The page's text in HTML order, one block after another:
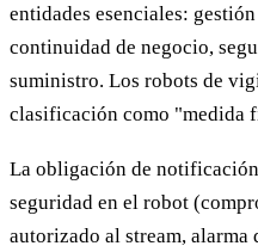
entidades esenciales:
continuidad de negocio,
suministro. Los robots de
clasificación como "medida
La obligación de
seguridad en el robot
autorizado al stream, alarma